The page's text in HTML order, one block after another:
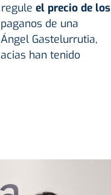
el precio de los
de una
Gastelurrutia,
han tenido